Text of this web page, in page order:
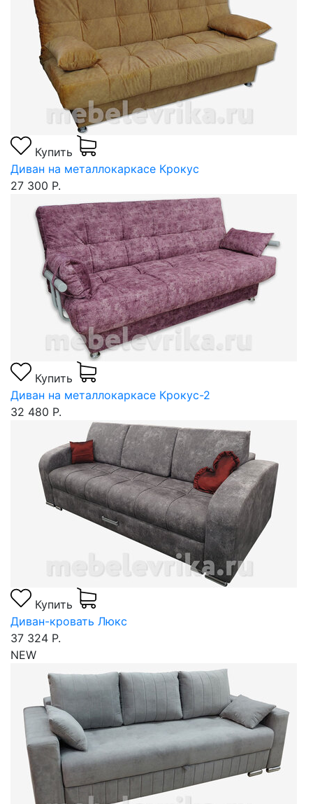
Купить
Диван на металлокаркасе Крокус
27 300 Р.
Купить
Диван на металлокаркасе Крокус-2
32 480 Р.
Купить
Диван-кровать Люкс
37 324 Р.
NEW